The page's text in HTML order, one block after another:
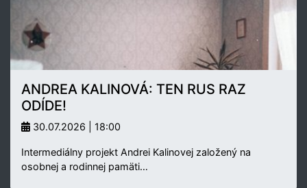
ANDREA KALINOVÁ: TEN RUS RAZ
ODÍDE!
30.07.2026 | 18:00
Intermediálny projekt Andrei Kalinovej založený na
osobnej a rodinnej pamäti…